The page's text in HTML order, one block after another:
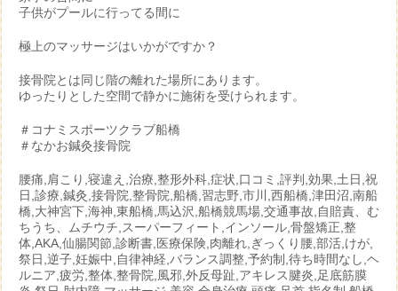
子供がプールに行ってる間に
極上のマッサージはいかがですか？
接骨院とは同じ階の離れた場所にあります。
ゆったりとした空間で静かに施術を受けられます。
＃コナミスポーツクラブ船橋
＃なかお鍼灸接骨院
腰痛,肩こり,寝違え,治療,整形外科,症状,口コミ,評判,効果,土日,祝
日,診療,鍼灸,接骨院,整骨院,船橋,習志野,市川,西船橋,津田沼,南船
橋,大神宮下,海神,東船橋,馬込沢,船橋競馬場,交通事故,自賠責、む
ちうち、ムチウチ,スーパーフィート,インソール,骨盤矯正,整
体,AKA,仙腸関節,診断書,医療保険,肉離れ,ぎっくり腰,部活,けが,
祭日,逆子,妊娠中,自律神経,バランス調整,予約制,待ち時間なし,ヘ
ルニア,疲労,整体,整骨院,風邪,外反母趾,アキレス腱炎,足底筋膜